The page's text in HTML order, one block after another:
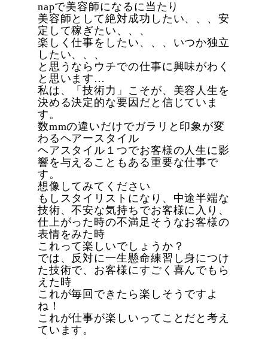
napで美容師になるに当たり
美容師として絶対成功したい、、、安
定して稼ぎたい、、、
楽しく仕事をしたい、、、いつか独立
したい、、、
と思うならウチでの仕事に興味がわく
と思います…
私は、「技術力」こそが、美容人生を
決める決定的な要因だと信じていま
す。
数mmの違いだけでガラリと印象が変
わるヘアースタイル
ヘアスタイル１つでお客様の人生に影
響を与えることもある重要な仕事で
す。
想像してみてください
もしスタイリストになり、中途半端な
技術、不安な気持ちでお客様に入り、
仕上がった時の不満足そうなお客様の
表情をみた時
これって楽しいでしょうか？
では、反対に一生懸命練習し身につけ
た技術で、お客様にすごく喜んでもら
えた時
これが毎回できたら楽しそうですよ
ね！
これが仕事が楽しいってことだと考え
ています。